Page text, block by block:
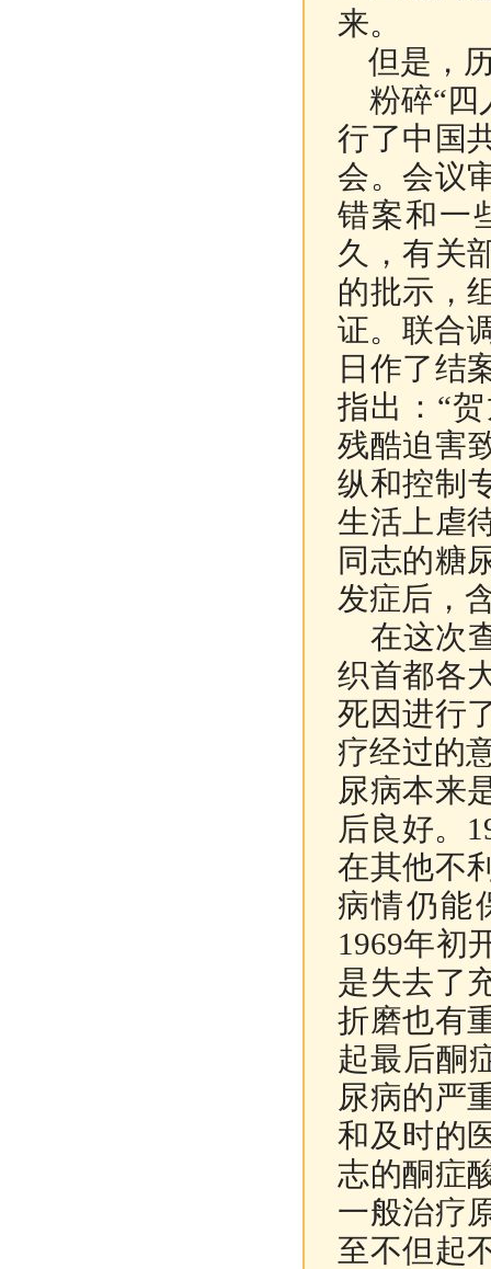
来。
但是，
粉碎“四
行了中国
会。会议
错案和一
久，有关
的批示，
证。联合
日作了结
指出：“
残酷迫害
纵和控制
生活上虐
同志的糖
发症后，
在这次
织首都各
死因进行
疗经过的
尿病本来
后良好。
在其他不
病情仍能
1969年初
是失去了
折磨也有
起最后酮
尿病的严
和及时的
志的酮症
一般治疗
至不但起